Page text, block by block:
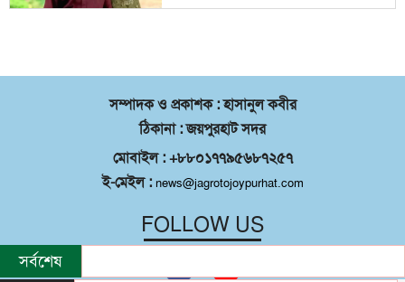
সম্পাদক ও প্রকাশক : হাসানুল কবীর
ঠিকানা : জয়পুরহাট সদর
মোবাইল : +৮৮০১৭৭৯৫৬৮৭২৫৭
ই-মেইল : news@jagrotojoypurhat.com
FOLLOW US
সর্বশেষ